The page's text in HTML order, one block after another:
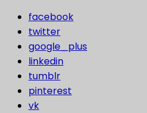
facebook
twitter
google_plus
linkedin
tumblr
pinterest
vk